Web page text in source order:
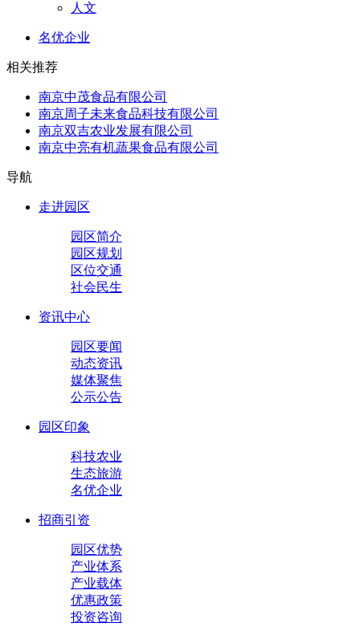
人文
名优企业
相关推荐
南京中茂食品有限公司
南京周子未来食品科技有限公司
南京双吉农业发展有限公司
南京中亮有机蔬果食品有限公司
导航
走进园区
园区简介
园区规划
区位交通
社会民生
资讯中心
园区要闻
动态资讯
媒体聚焦
公示公告
园区印象
科技农业
生态旅游
名优企业
招商引资
园区优势
产业体系
产业载体
优惠政策
投资咨询